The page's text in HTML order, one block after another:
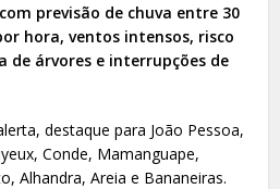
previsão de chuva entre 30
hora, ventos intensos, risco
de árvores e interrupções de
destaque para João Pessoa,
Conde, Mamanguape,
Alhandra, Areia e Bananeiras.